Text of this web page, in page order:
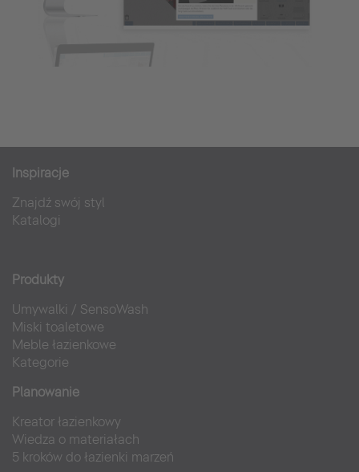
Inspiracje
Znajdź swój styl
Katalogi
Produkty
Umywalki / SensoWash
Miski toaletowe
Meble łazienkowe
Kategorie
Planowanie
Kreator łazienkowy
Wiedza o materiałach
5 kroków do łazienki marzeń